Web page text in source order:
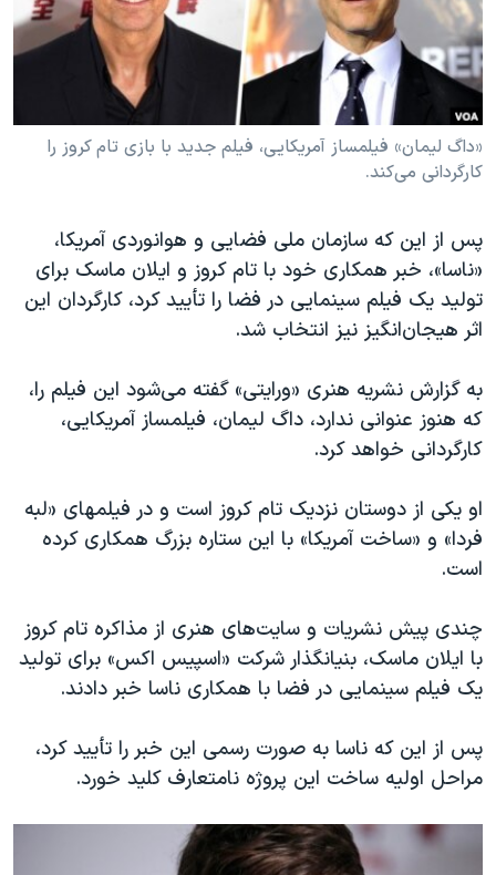
فرهنگ و زندگی
حقوق شهروندی
علم و فناوری
اسرائیل در جنگ
آرشیو پخش زنده
مستندها
انتخابات ریاست جمهوری آمریکا ۲۰۲۴
حمله جمهوری اسلامی به اسرائیل
رمز مهسا
ورزش زنان در ایران
مجموعه مستندهای دادخواهی
تریبونال مردمی آبان ۹۸
دادگاه حمید نوری
چهل سال گروگان‌گیری
قانون شفافیت دارائی کادر رهبری ایران
اعتراضات مردمی آبان ۹۸
اسرائیل در جنگ
نرگس محمدی برنده جایزه نوبل صلح
همایش محافظه‌کاران آمریکا «سی‌پک»
صفحه‌های ویژه
سفر پرزیدنت ترامپ به چین
دنبال کنید
زبانهای مختلف
«داگ لیمان» فیلمساز آمریکایی، فیلم جدید با بازی تام کروز را
کارگردانی می‌کند.
پس از این که سازمان ملی فضایی و هوانوردی آمریکا،
«ناسا»، خبر همکاری خود با تام کروز و ایلان ماسک برای
تولید یک فیلم‌ سینمایی در فضا را تأیید کرد، کارگردان این
اثر هیجان‌انگیز نیز انتخاب شد.
به گزارش‌ نشریه هنری «ورایتی» گفته می‌شود این فیلم را،
که هنوز عنوانی ندارد، داگ لیمان، فیلمساز آمریکایی،
کارگردانی خواهد کرد.
او یکی از دوستان نزدیک تام کروز است و در فیلمهای «لبه
فردا» و «ساخت آمریکا» با این ستاره بزرگ همکاری کرده
است.
چندی پیش نشریات و سایت‌های هنری از مذاکره تام کروز
با ایلان ماسک، بنیانگذار شرکت «اسپیس اکس» برای تولید
یک فیلم سینمایی در فضا با همکاری ناسا خبر دادند.
پس از این که ناسا به صورت رسمی این خبر را تأیید کرد،
مراحل اولیه ساخت این پروژه نامتعارف کلید خورد.